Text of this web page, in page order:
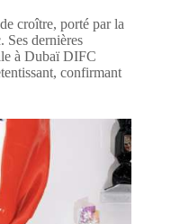
croître, porté par la
Ses dernières
à Dubaï DIFC
confirmant